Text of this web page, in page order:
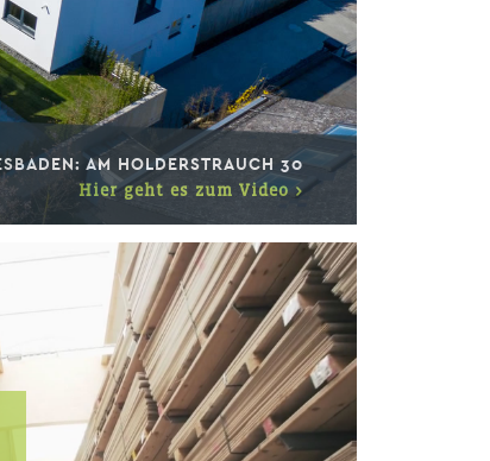
AM HOLDERSTRAUCH 30
Hier geht es zum Video >